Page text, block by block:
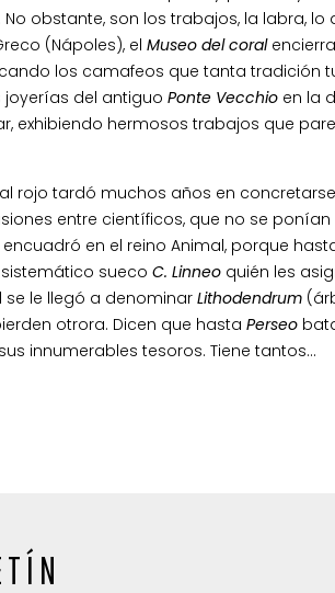
obstante, son los trabajos, la labra,
(Nápoles), elMuseo del coral
los camafeos que tanta tradición
joyerías del antiguoPonte Vecchio en la
exhibiendo hermosos trabajos que
rojo tardó muchos años en
entre científicos, que no se
encuadró en el reino Animal, porque
sistemático suecoC. Linneo quién les
se le llegó a denominarLithodendrum
otrora. Dicen que hastaPerseo
innumerables tesoros. Tiene tantos…